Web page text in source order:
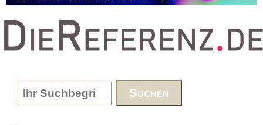
www.DieReferenz.de
Search form